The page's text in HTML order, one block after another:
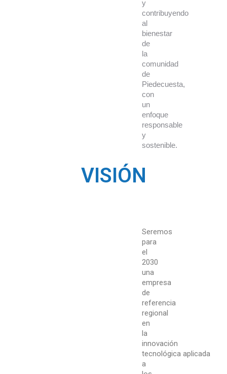
y
contribuyendo
al
bienestar
de
la
comunidad
de
Piedecuesta,
con
un
enfoque
responsable
y
sostenible.
VISIÓN
Seremos
para
el
2030
una
empresa
de
referencia
regional
en
la
innovación
tecnológica aplicada
a